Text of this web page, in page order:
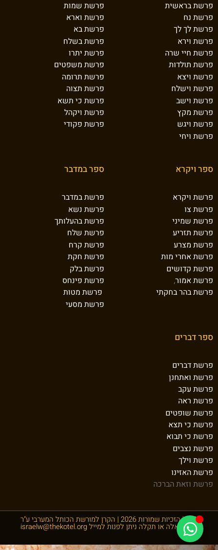
פרשת בראשית
פרשת נח
פרשת לך לך
פרשת וירא
פרשת חיי שרה
פרשת תולדות
פרשת ויצא
פרשת וישלח
פרשת וישב
פרשת מקץ
פרשת ויגש
פרשת ויחי
פרשת שמות
פרשת וארא
פרשת בא
פרשת בשלח
פרשת יתרו
פרשת משפטים
פרשת תרומה
פרשת תצוה
פרשת כי תשא
פרשת ויקהל
פרשת פקודי
ספר ויקרא
פרשת ויקרא
פרשת צו
פרשת שמיני
פרשת תזריע
פרשת מצרע
פרשת אחרי מות
פרשת קדושים
פרשת אמור,
פרשת בהר בחקתי
ספר במדבר
פרשת במדבר
פרשת נשא
פרשת בהעלותך
פרשת שלח
פרשת קרח
פרשת חקת
פרשת בלק
פרשת פינחס
פרשת מטות
פרשת מסעי
ספר דברים
פרשת דברים
פרשת ואתחנן
פרשת עקב
פרשת ראה
פרשת שופטים
פרשת כי תצא
פרשת כי תבוא
פרשת נצבים
פרשת וילך
פרשת האזינו
פרשת וזאת הברכה
© כל הזכיות שמורות 2026 | הקרן למורשת הכותל המערבי ע"ר
לכל שאלה או תקלה ניתן לפנות למיילisraelw@thekotel.org